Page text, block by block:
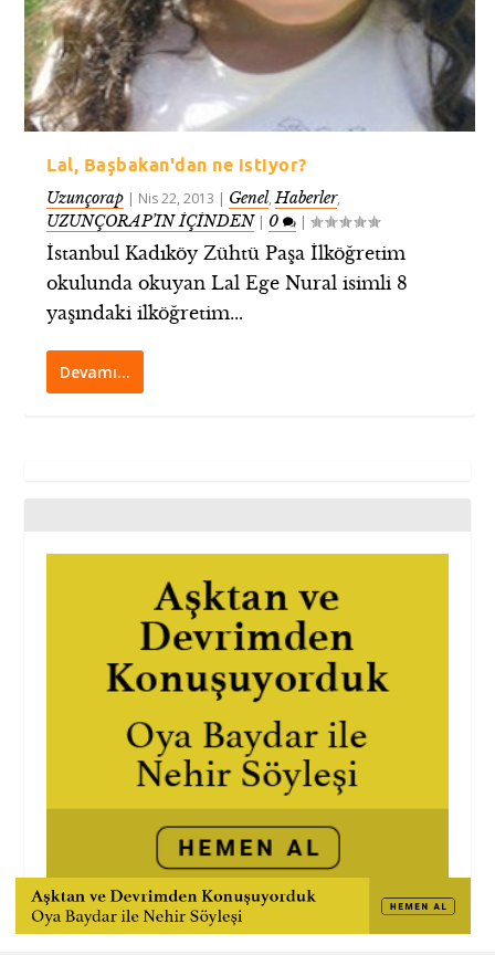
Lal, Başbakan'dan ne istiyor?
Uzunçorap | Nis 22, 2013 | Genel,Haberler,
UZUNÇORAP’IN İÇİNDEN| 0 |
İstanbul Kadıköy Zühtü Paşa İlköğretim
okulunda okuyan Lal Ege Nural isimli 8
yaşındaki ilköğretim...
Devamı…